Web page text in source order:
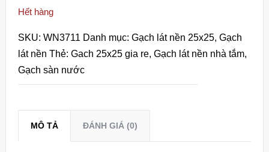
Hết hàng
SKU: WN3711 Danh mục: Gạch lát nền 25x25, Gạch
lát nền Thẻ: Gach 25x25 gia re, Gạch lát nền nhà tắm,
Gạch sàn nước
MÔ TẢ ĐÁNH GIÁ (0)